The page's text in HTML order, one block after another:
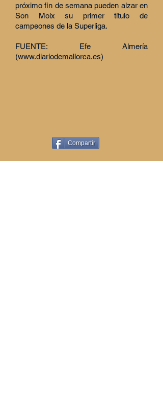
próximo fin de semana pueden alzar en
Son Moix su primer título de
campeones de la Superliga.
FUENTE: Efe Almería
(www.diariodemallorca.es)
Compartir